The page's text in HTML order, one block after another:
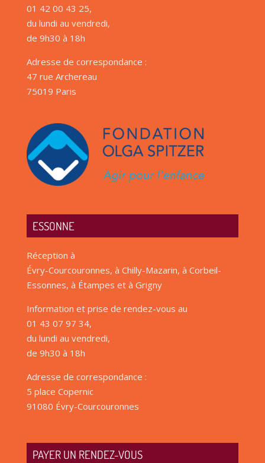
01 42 00 43 25,
du lundi au vendredi,
de 9h30 à 18h
Adresse de correspondance :
47 rue Archereau
75019 Paris
ESSONNE
Réception à
Évry-Courcouronnes, à Chilly-Mazarin, à Corbeil-
Essonnes, à Étampes et à Grigny
Information et prise de rendez-vous au
01 43 07 97 34,
du lundi au vendredi,
de 9h30 à 18h
Adresse de correspondance :
5 place Copernic
91080 Évry-Courcouronnes
PAYER UN RENDEZ-VOUS